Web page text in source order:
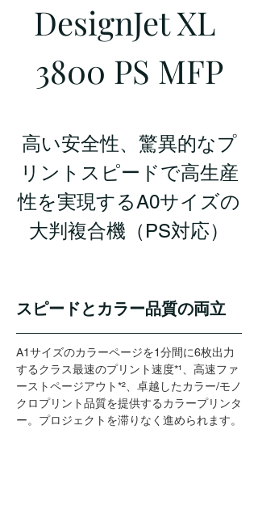
DesignJet XL
3800 PS MFP
高い安全性、驚異的なプ
リントスピードで高生産
性を実現するA0サイズの
大判複合機（PS対応）
スピードとカラー品質の両立
A1サイズのカラーページを1分間に6枚出力
するクラス最速のプリント速度*¹、高速ファ
ーストページアウト*²、卓越したカラー/モノ
クロプリント品質を提供するカラープリンタ
ー。プロジェクトを滞りなく進められます。